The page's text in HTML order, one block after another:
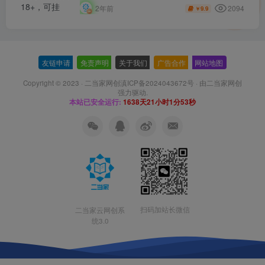
2年前 ￥9.9 2094
友链申请 免责声明 关于我们 广告合作 网站地图
Copyright © 2023 · 二当家网创滇ICP备2024043672号 · 由二当家网创
强力驱动.
本站已安全运行: 1638天21小时1分55秒
二当家云网创系
统3.0
扫码加站长微信